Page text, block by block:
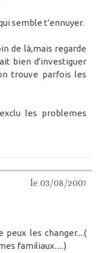
semble t'ennuyer.
de là,mais regarde
bien d'investiguer
trouve parfois les
les problemes
le 03/08/2007
peux les changer....(
familiaux.....)